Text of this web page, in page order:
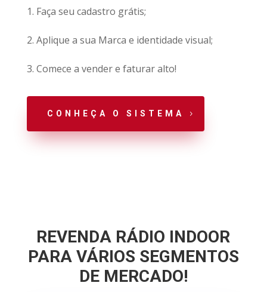
1. Faça seu cadastro grátis;
2. Aplique a sua Marca e identidade visual;
3. Comece a vender e faturar alto!
CONHEÇA O SISTEMA
REVENDA RÁDIO INDOOR
PARA VÁRIOS SEGMENTOS
DE MERCADO!